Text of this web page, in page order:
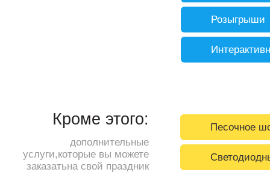
Розыгрыши
Кроме этого:
дополнительные
услуги,которые вы можете
заказатьна свой праздник
Песочное